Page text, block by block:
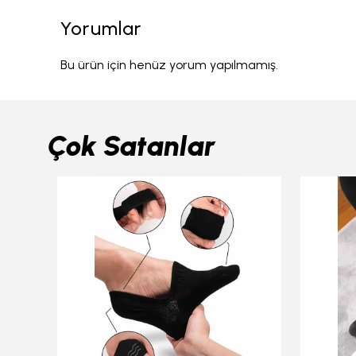
Yorumlar
Bu ürün için henüz yorum yapılmamış.
Çok Satanlar